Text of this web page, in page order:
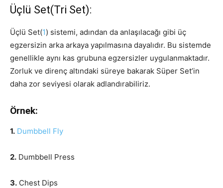
Üçlü Set(Tri Set):
Üçlü Set(1) sistemi, adından da anlaşılacağı gibi üç
egzersizin arka arkaya yapılmasına dayalıdır. Bu sistemde
genellikle aynı kas grubuna egzersizler uygulanmaktadır.
Zorluk ve direnç altındaki süreye bakarak Süper Set’in
daha zor seviyesi olarak adlandırabiliriz.
Örnek:
1. Dumbbell Fly
2. Dumbbell Press
3. Chest Dips